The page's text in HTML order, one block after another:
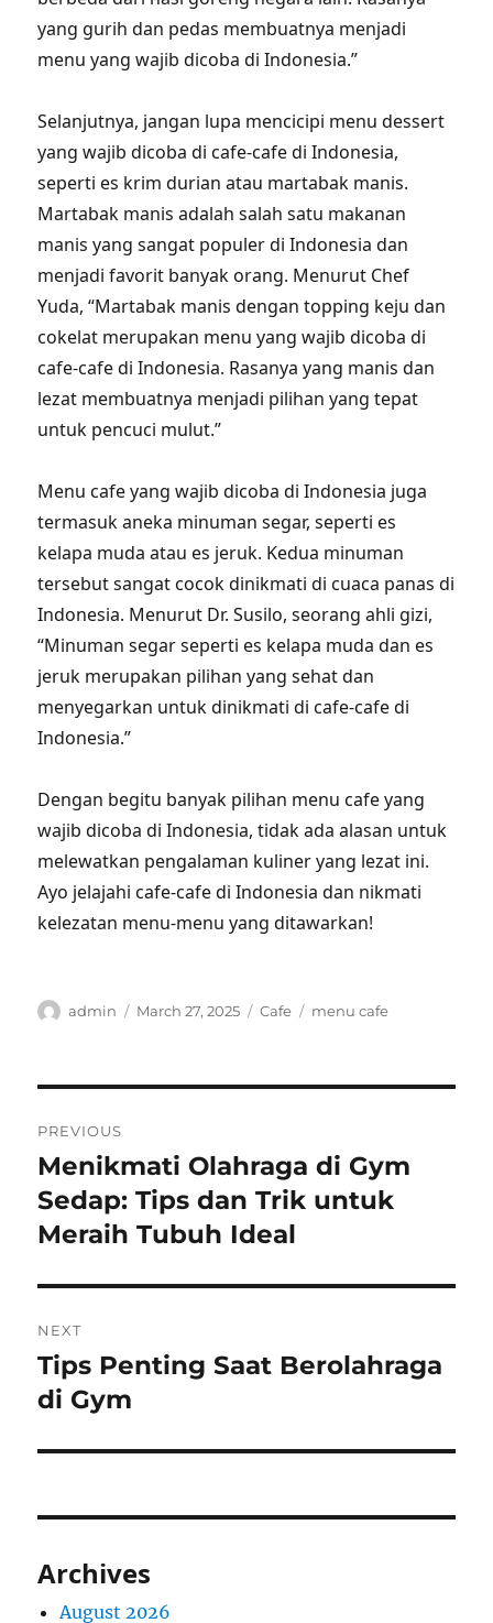
yang gurih dan pedas membuatnya menjadi
menu yang wajib dicoba di Indonesia.”
Selanjutnya, jangan lupa mencicipi menu dessert
yang wajib dicoba di cafe-cafe di Indonesia,
seperti es krim durian atau martabak manis.
Martabak manis adalah salah satu makanan
manis yang sangat populer di Indonesia dan
menjadi favorit banyak orang. Menurut Chef
Yuda, “Martabak manis dengan topping keju dan
cokelat merupakan menu yang wajib dicoba di
cafe-cafe di Indonesia. Rasanya yang manis dan
lezat membuatnya menjadi pilihan yang tepat
untuk pencuci mulut.”
Menu cafe yang wajib dicoba di Indonesia juga
termasuk aneka minuman segar, seperti es
kelapa muda atau es jeruk. Kedua minuman
tersebut sangat cocok dinikmati di cuaca panas di
Indonesia. Menurut Dr. Susilo, seorang ahli gizi,
“Minuman segar seperti es kelapa muda dan es
jeruk merupakan pilihan yang sehat dan
menyegarkan untuk dinikmati di cafe-cafe di
Indonesia.”
Dengan begitu banyak pilihan menu cafe yang
wajib dicoba di Indonesia, tidak ada alasan untuk
melewatkan pengalaman kuliner yang lezat ini.
Ayo jelajahi cafe-cafe di Indonesia dan nikmati
kelezatan menu-menu yang ditawarkan!
Author
admin
Posted
March 27, 2025 Categories
Cafe Tags
menu cafe
navigation
PREVIOUS
Previous
post:
Menikmati Olahraga di Gym
Sedap: Tips dan Trik untuk
Meraih Tubuh Ideal
NEXT
Next
post:
Tips Penting Saat Berolahraga
di Gym
Archives
August 2026